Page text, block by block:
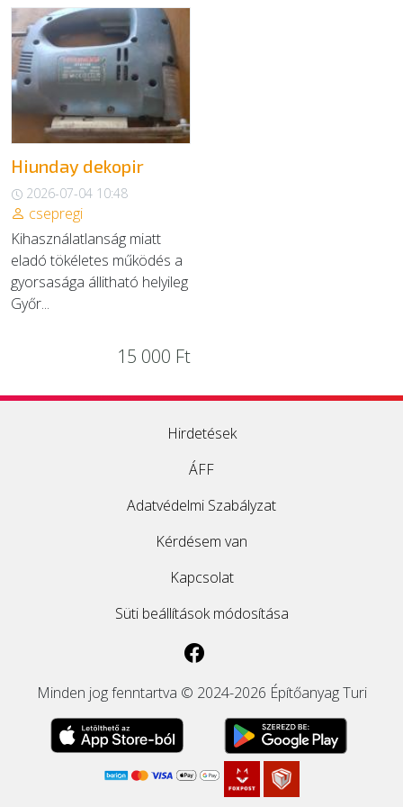
EGYÉB
SZOLGÁLTATÓK
Hiunday dekopir
2026-07-04 10:48
csepregi
Kihasználatlanság miatt
eladó tökéletes működés a
gyorsasága állitható helyileg
Győr...
15 000 Ft
Hirdetések
ÁFF
Adatvédelmi Szabályzat
Kérdésem van
Kapcsolat
Süti beállítások módosítása
Minden jog fenntartva © 2024-2026 Építőanyag Turi